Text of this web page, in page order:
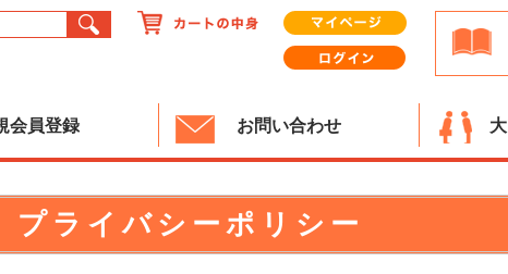
会員登録 お問い合わせ
プライバシーポリシー